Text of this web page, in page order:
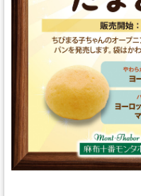
モンタボー公式ショップ
会社情報
採用情報
本社 〒103-0024
東京都中央区日本橋小舟町7番2号
TEL 03-3662-2582(代表)
Copyright (C) SWEET STYLE